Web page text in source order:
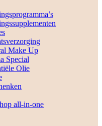
Make Up
Special
Olie
all-in-one